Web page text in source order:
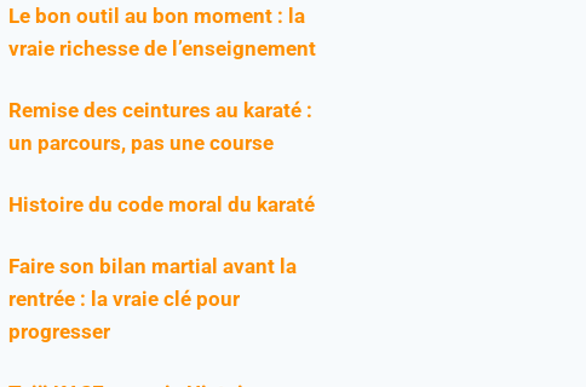
Le bon outil au bon moment : la
vraie richesse de l’enseignement
Remise des ceintures au karaté :
un parcours, pas une course
Histoire du code moral du karaté
Faire son bilan martial avant la
rentrée : la vraie clé pour
progresser